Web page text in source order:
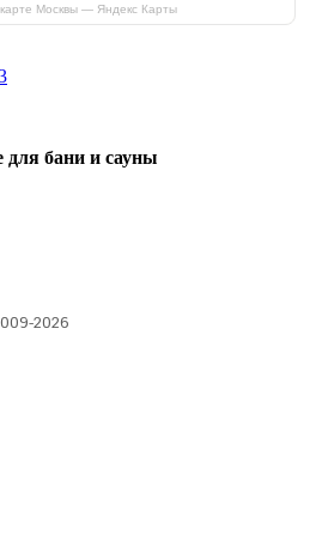
Москвы — Яндекс Карты
для бани и сауны
2026